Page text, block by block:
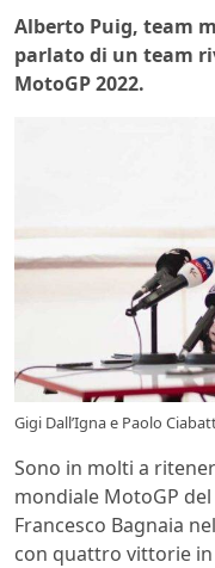
Alberto Puig, team
parlato di un team
MotoGP 2022.
Gigi Dall’Igna e Paolo
Sono in molti a
mondiale MotoGP
Francesco Bagnaia
con quattro vittorie